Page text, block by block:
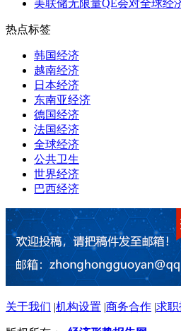
美联储无限量QE会对全球经
热点标签
韩国经济
越南经济
日本经济
东南亚经济
德国经济
法国经济
全球经济
公共卫生
世界经济
巴西经济
关于我们 |机构设置 |商务合作 |求